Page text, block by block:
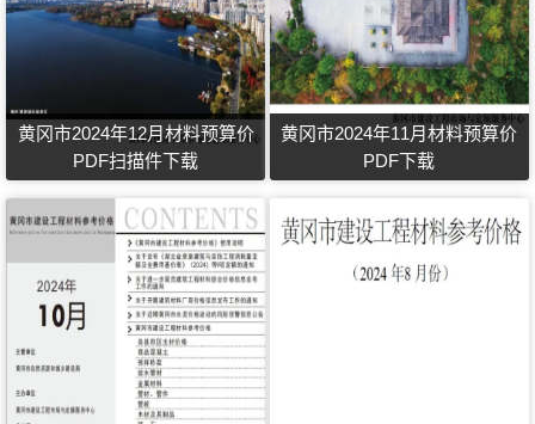
黄冈市2024年12月材料预算价
PDF扫描件下载
黄冈市2024年11月材料预算价
PDF下载